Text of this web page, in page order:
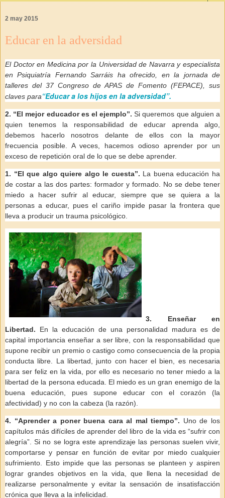
2 may 2015
Educar en la adversidad
El Doctor en Medicina por la Universidad de Navarra y especialista
en Psiquiatría Fernando Sarráis ha ofrecido, en la jornada de
talleres del 37 Congreso de APAS de Fomento (FEPACE), sus
claves para“Educar a los hijos en la adversidad”.
2. “El mejor educador es el ejemplo”. Si queremos que alguien a
quien tenemos la responsabilidad de educar aprenda algo,
debemos hacerlo nosotros delante de ellos con la mayor
frecuencia posible. A veces, hacemos odioso aprender por un
exceso de repetición oral de lo que se debe aprender.
1. “El que algo quiere algo le cuesta”. La buena educación ha
de costar a las dos partes: formador y formado. No se debe tener
miedo a hacer sufrir al educar, siempre que se quiera a la
personas a educar, pues el cariño impide pasar la frontera que
lleva a producir un trauma psicológico.
3. Enseñar en
Libertad. En la educación de una personalidad madura es de
capital importancia enseñar a ser libre, con la responsabilidad que
supone recibir un premio o castigo como consecuencia de la propia
conducta libre. La libertad, junto con hacer el bien, es necesaria
para ser feliz en la vida, por ello es necesario no tener miedo a la
libertad de la persona educada. El miedo es un gran enemigo de la
buena educación, pues supone educar con el corazón (la
afectividad) y no con la cabeza (la razón).
4. “Aprender a poner buena cara al mal tiempo”. Uno de los
capítulos más difíciles de aprender del libro de la vida es “sufrir con
alegría”. Si no se logra este aprendizaje las personas suelen vivir,
comportarse y pensar en función de evitar por miedo cualquier
sufrimiento. Esto impide que las personas se planteen y aspiren
lograr grandes objetivos en la vida, que llena la necesidad de
realizarse personalmente y evitar la sensación de insatisfacción
crónica que lleva a la infelicidad.